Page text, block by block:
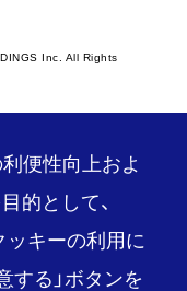
Inc. All Rights
便性向上およ
的として、
ッキーの利用に
する」ボタンを